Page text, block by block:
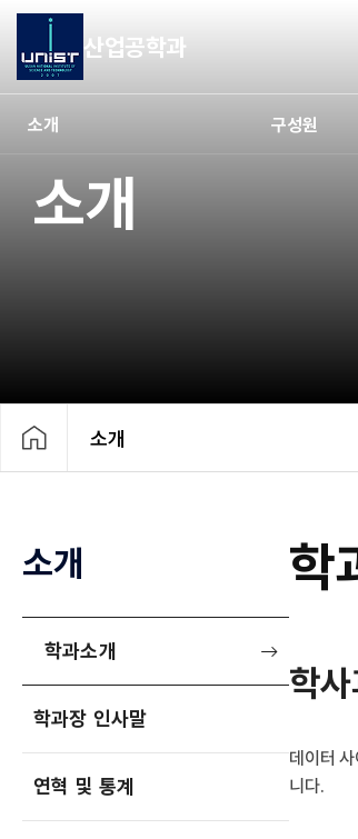
산업공학과
소개 구성원
소개
소개
소개
학과소개
학과장 인사말
연혁 및 통계
학
학
데이터
니다.